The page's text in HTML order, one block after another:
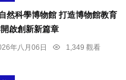
然科學博物館 打造博物館教育
啟創新新篇章
年八月06日
1,349 觀看